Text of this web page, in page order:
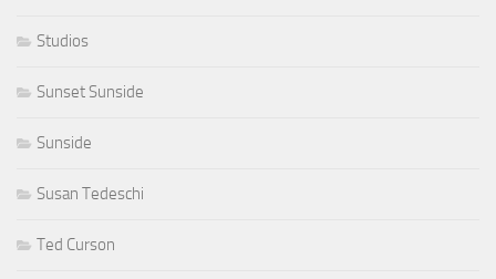
Studios
Sunset Sunside
Sunside
Susan Tedeschi
Ted Curson